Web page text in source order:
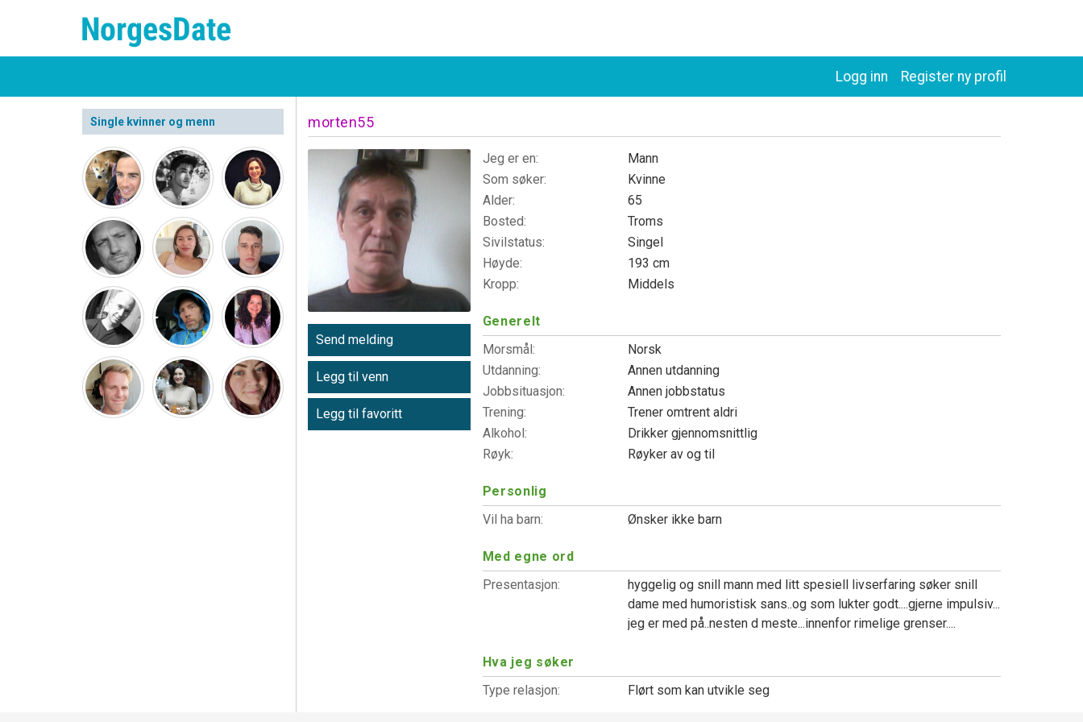
Register ny profil
Logg inn
Single kvinner og menn morten55
Send melding
Legg til venn
Legg til favoritt
Jeg er en:
Mann
Som søker:
Kvinne
Alder:
65
Bosted:
Troms
Sivilstatus:
Singel
Høyde:
193 cm
Kropp:
Middels
Generelt
Morsmål:
Norsk
Utdanning:
Annen utdanning
Jobbsituasjon:
Annen jobbstatus
Trening:
Trener omtrent aldri
Alkohol:
Drikker gjennomsnittlig
Røyk:
Røyker av og til
Personlig
Vil ha barn:
Ønsker ikke barn
Med egne ord
Presentasjon:
hyggelig og snill mann med litt spesiell livserfaring søker snill
dame med humoristisk sans..og som lukter godt....gjerne impulsiv...
jeg er med på..nesten d meste...innenfor rimelige grenser....
Hva jeg søker
Type relasjon:
Flørt som kan utvikle seg